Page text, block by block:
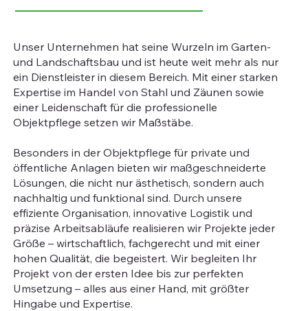
Unser Unternehmen hat seine Wurzeln im Garten-
und Landschaftsbau und ist heute weit mehr als nur
ein Dienstleister in diesem Bereich. Mit einer starken
Expertise im Handel von Stahl und Zäunen sowie
einer Leidenschaft für die professionelle
Objektpflege setzen wir Maßstäbe.
Besonders in der Objektpflege für private und
öffentliche Anlagen bieten wir maßgeschneiderte
Lösungen, die nicht nur ästhetisch, sondern auch
nachhaltig und funktional sind. Durch unsere
effiziente Organisation, innovative Logistik und
präzise Arbeitsabläufe realisieren wir Projekte jeder
Größe – wirtschaftlich, fachgerecht und mit einer
hohen Qualität, die begeistert. Wir begleiten Ihr
Projekt von der ersten Idee bis zur perfekten
Umsetzung – alles aus einer Hand, mit größter
Hingabe und Expertise.